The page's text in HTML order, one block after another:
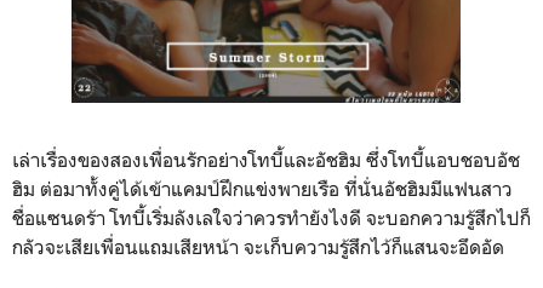
เล่าเรื่องของสองเพื่อนรักอย่างโทบี้และอัชฮิม ซึ่งโทบี้แอบชอบอัช
ฮิม ต่อมาทั้งคู่ได้เข้าแคมป์ฝึกแข่งพายเรือ ที่นั่นอัชฮิมมีแฟนสาว
ชื่อแซนดร้า โทบี้เริ่มลังเลใจว่าควรทำยังไงดี จะบอกความรู้สึกไปก็
กลัวจะเสียเพื่อนแถมเสียหน้า จะเก็บความรู้สึกไว้ก็แสนจะอึดอัด